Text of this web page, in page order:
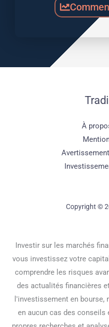
À
Copyright ©
Investir sur les marchés
vous investissez votre
comprendre les risques
des actualités financières
l'investissement en
en aucun cas des